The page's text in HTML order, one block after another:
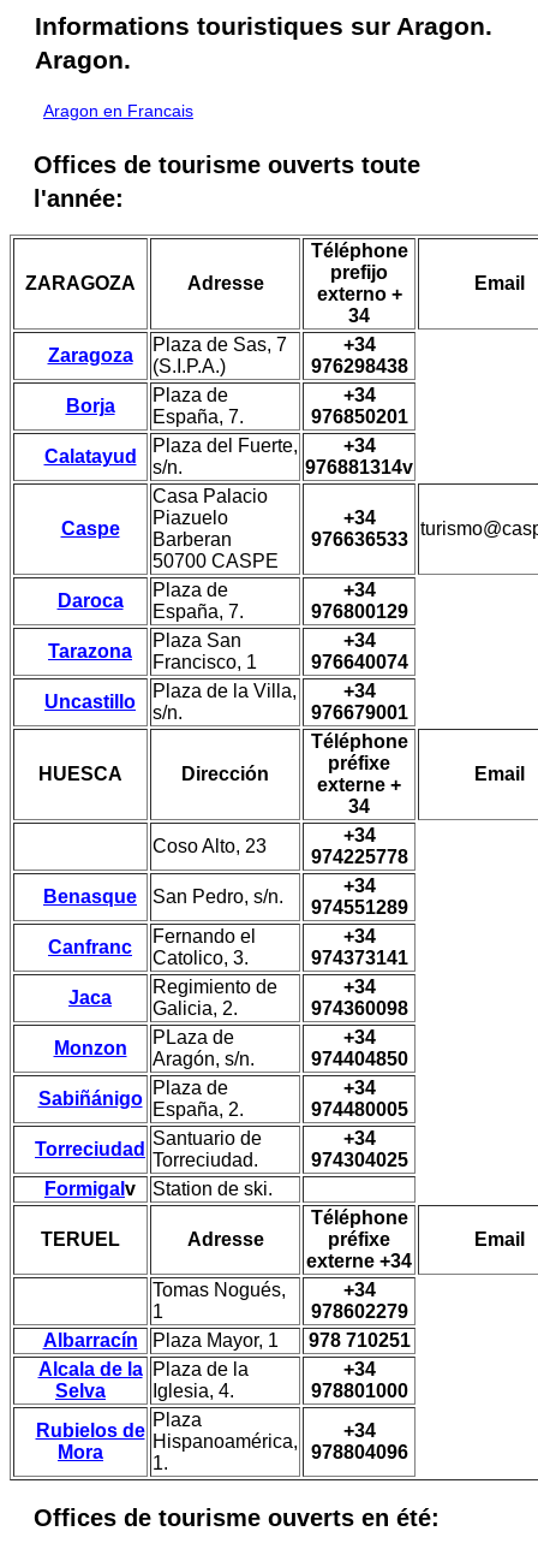
Informations touristiques sur Aragon.
Aragon.
Aragon en Francais
Offices de tourisme ouverts toute
l'année:
ZARAGOZA Adresse
Téléphone
prefijo
externo +
34
Email
Zaragoza
Plaza de Sas, 7
(S.I.P.A.)
+34
976298438
Borja
Plaza de
España, 7.
+34
976850201
Calatayud
Plaza del Fuerte,
s/n.
+34
976881314v
Caspe
Casa Palacio
Piazuelo
Barberan
50700 CASPE
+34
976636533
Daroca
Plaza de
España, 7.
+34
976800129
Tarazona
Plaza San
Francisco, 1
+34
976640074
Uncastillo
Plaza de la Villa,
s/n.
+34
976679001
HUESCA Dirección
Téléphone
préfixe
externe +
34
Email
Coso Alto, 23
+34
974225778
Benasque
San Pedro, s/n.
+34
974551289
Canfranc
Fernando el
Catolico, 3.
+34
974373141
Jaca
Regimiento de
Galicia, 2.
+34
974360098
Monzon
PLaza de
Aragón, s/n.
+34
974404850
Sabiñánigo
Plaza de
España, 2.
+34
974480005
Torreciudad
Santuario de
Torreciudad.
+34
974304025
Formigal v Station de ski.
TERUEL Adresse
Téléphone
préfixe
externe +34
Email
Tomas Nogués,
1
+34
978602279
Albarracín
Plaza Mayor, 1
978 710251
Alcala de la
Selva
Plaza de la
Iglesia, 4.
+34
978801000
Rubielos de
Mora
Plaza
Hispanoamérica,
1.
+34
978804096
Offices de tourisme ouverts en été: